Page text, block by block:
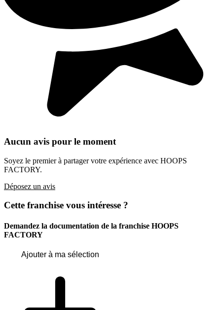
Aucun avis pour le moment
Soyez le premier à partager votre expérience avec HOOPS
FACTORY.
Déposez un avis
Cette franchise vous intéresse ?
Demandez la documentation de la franchise HOOPS
FACTORY
Ajouter à ma sélection